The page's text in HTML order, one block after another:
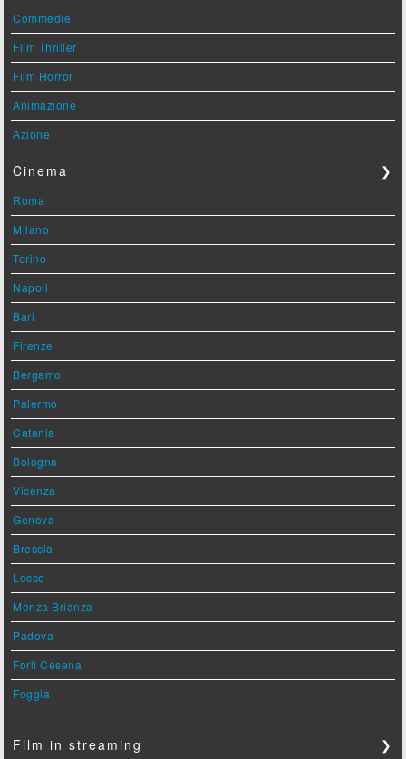
Commedie
Film Thriller
Film Horror
Animazione
Azione
Cinema ❯
Roma
Milano
Torino
Napoli
Bari
Firenze
Bergamo
Palermo
Catania
Bologna
Vicenza
Genova
Brescia
Lecce
Monza Brianza
Padova
Forlì Cesena
Foggia
Film in streaming ❯